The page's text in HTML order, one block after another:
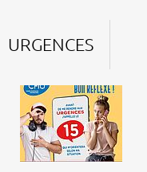
URGENCES